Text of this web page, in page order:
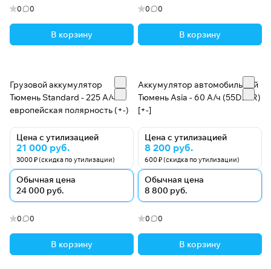
0 0
В корзину
0 0
В корзину
Грузовой аккумулятор
Тюмень Standard - 225 А/ч
европейская полярность (+-)
Цена с утилизацией
21 000 руб.
3000 ₽ (скидка по утилизации)
Обычная цена
24 000 руб.
0 0
В корзину
Аккумулятор автомобильный
Тюмень Asia - 60 А/ч (55D23R)
[+-]
Цена с утилизацией
8 200 руб.
600 ₽ (скидка по утилизации)
Обычная цена
8 800 руб.
0 0
В корзину